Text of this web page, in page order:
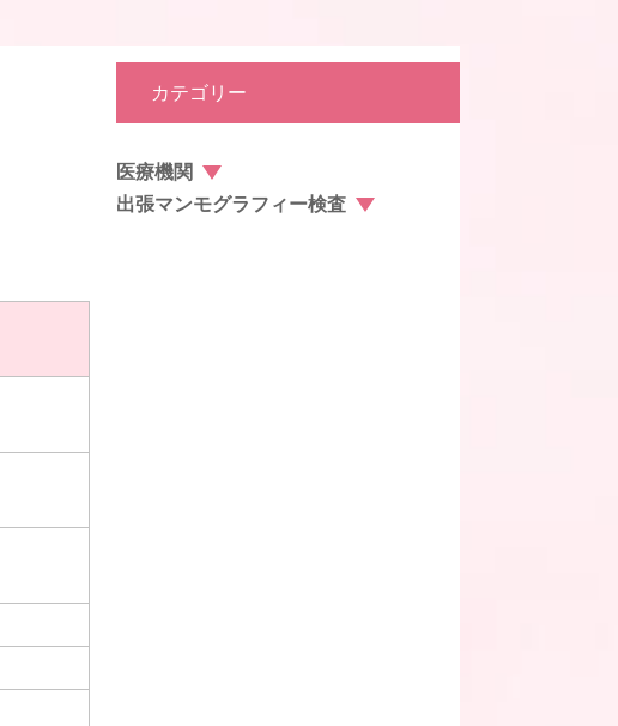
カテゴリー
医療機関
出張マンモグラフィー検査